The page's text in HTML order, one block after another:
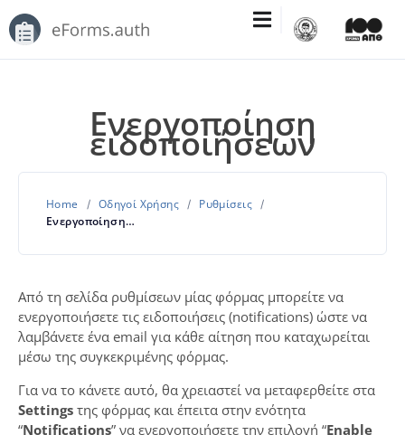
Ενεργοποίηση
ειδοποιήσεων
Home Οδηγοί Χρήσης
Ρυθμίσεις
Ενεργοποίηση ειδοποιήσεων
Από τη σελίδα ρυθμίσεων μίας φόρμας μπορείτε να
ενεργοποιήσετε τις ειδοποιήσεις (notifications) ώστε να
λαμβάνετε ένα email για κάθε αίτηση που καταχωρείται
μέσω της συγκεκριμένης φόρμας.
Για να το κάνετε αυτό, θα χρειαστεί να μεταφερθείτε στα
Settings της φόρμας και έπειτα στην ενότητα
“Notifications” να ενεργοποιήσετε την επιλογή “Enable